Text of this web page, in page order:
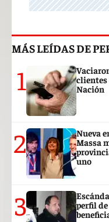
MÁS LEÍDAS DE
1
clientes
Nación
2
Nueva
Massa
uno
3
perfil